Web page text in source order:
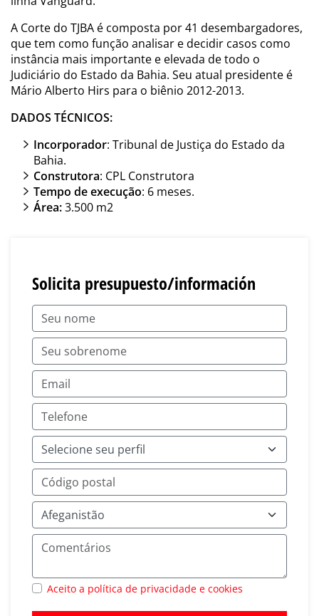
A Corte do TJBA é composta por 41 desembargadores,
que tem como função analisar e decidir casos como
instância mais importante e elevada de todo o
Judiciário do Estado da Bahia. Seu atual presidente é
Mário Alberto Hirs para o biênio 2012-2013.
DADOS TÉCNICOS:
Incorporador: Tribunal de Justiça do Estado da
Bahia.
Construtora: CPL Construtora
Tempo de execução: 6 meses.
Área:3.500 m2
Solicita presupuesto/información
Aceito a política de privacidade e cookies